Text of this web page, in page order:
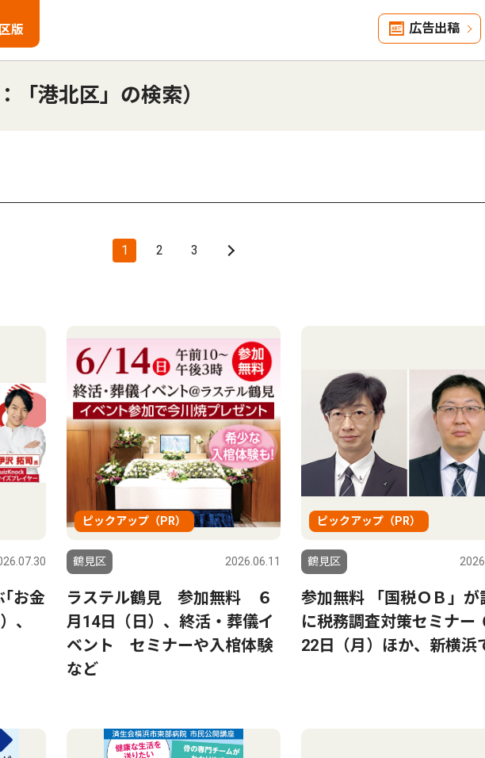
版 広告出稿
「港北区」の検索）
1 2 3
お金
、
ピックアップ（PR）
鶴見区 2026.06.11
ラステル鶴見 参加無料 ６
月14日（日）、終活・葬儀イ
ベント セミナーや入棺体験
など
ピックアップ（PR）
鶴見区
参加無料 「国税ＯＢ」が
に税務調査対策セミナー
22日（月）ほか、新横浜